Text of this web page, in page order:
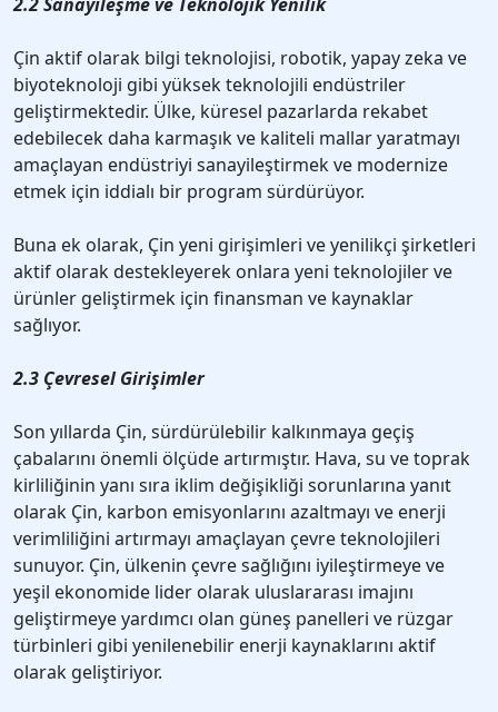
Çin aktif olarak bilgi teknolojisi, robotik, yapay zeka ve
biyoteknoloji gibi yüksek teknolojili endüstriler
geliştirmektedir. Ülke, küresel pazarlarda rekabet
edebilecek daha karmaşık ve kaliteli mallar yaratmayı
amaçlayan endüstriyi sanayileştirmek ve modernize
etmek için iddialı bir program sürdürüyor.
Buna ek olarak, Çin yeni girişimleri ve yenilikçi şirketleri
aktif olarak destekleyerek onlara yeni teknolojiler ve
ürünler geliştirmek için finansman ve kaynaklar
sağlıyor.
2.3 Çevresel Girişimler
Son yıllarda Çin, sürdürülebilir kalkınmaya geçiş
çabalarını önemli ölçüde artırmıştır. Hava, su ve toprak
kirliliğinin yanı sıra iklim değişikliği sorunlarına yanıt
olarak Çin, karbon emisyonlarını azaltmayı ve enerji
verimliliğini artırmayı amaçlayan çevre teknolojileri
sunuyor. Çin, ülkenin çevre sağlığını iyileştirmeye ve
yeşil ekonomide lider olarak uluslararası imajını
geliştirmeye yardımcı olan güneş panelleri ve rüzgar
türbinleri gibi yenilenebilir enerji kaynaklarını aktif
olarak geliştiriyor.